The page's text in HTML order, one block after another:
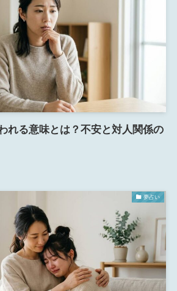
れる意味とは？不安と対人関係の
夢占い